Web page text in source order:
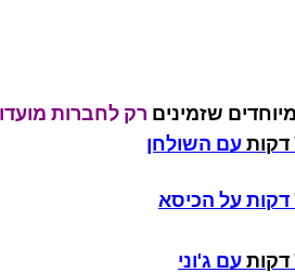
שזמינים רק לחברות
עם השולחן
על הכיסא
עם ג'וני